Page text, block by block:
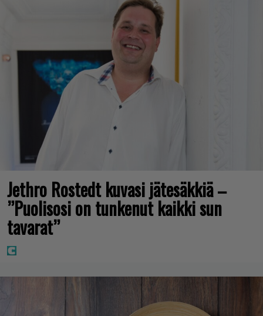
Jethro Rostedt kuvasi jätesäkkiä –
”Puolisosi on tunkenut kaikki sun
tavarat”